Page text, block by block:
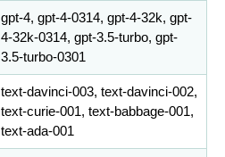
gpt-4, gpt-4-0314, gpt-4-32k, gpt-
4-32k-0314, gpt-3.5-turbo, gpt-
3.5-turbo-0301
text-davinci-003, text-davinci-002,
text-curie-001, text-babbage-001,
text-ada-001